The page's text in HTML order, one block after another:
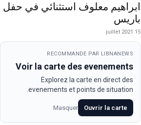
ابراهيم معلوف استثنائي في حفل
باريس
15 juillet 2021
RECOMMANDE PAR LIBNANEWS
Voir la carte des evenements
Explorez la carte en direct des
evenements et points de situation.
Ouvrir la carte
Masquer